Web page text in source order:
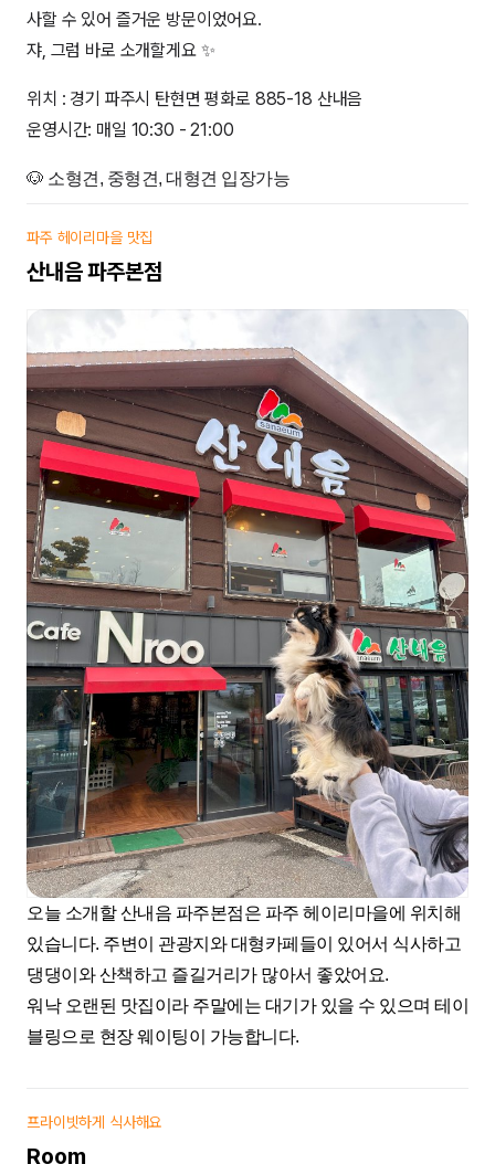
사할 수 있어 즐거운 방문이었어요.
쟈, 그럼 바로 소개할게요 ✨
위치 : 경기 파주시 탄현면 평화로 885-18 산내음
운영시간: 매일 10:30 - 21:00
🐶 소형견, 중형견, 대형견 입장가능
파주 헤이리마을 맛집
산내음 파주본점
오늘 소개할 산내음 파주본점은 파주 헤이리마을에 위치해
있습니다. 주변이 관광지와 대형카페들이 있어서 식사하고
댕댕이와 산책하고 즐길거리가 많아서 좋았어요.
워낙 오랜된 맛집이라 주말에는 대기가 있을 수 있으며 테이
블링으로 현장 웨이팅이 가능합니다.
프라이빗하게 식사해요
Room